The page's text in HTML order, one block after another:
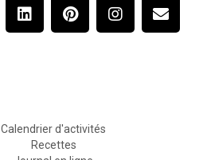
Calendrier d'activités
Recettes